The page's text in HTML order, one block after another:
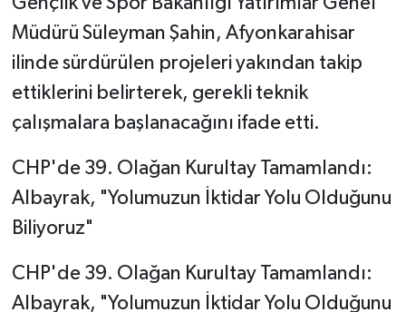
Müdürü Süleyman Şahin, Afyonkarahisar
ilinde sürdürülen projeleri yakından takip
ettiklerini belirterek, gerekli teknik
çalışmalara başlanacağını ifade etti.
CHP'de 39. Olağan Kurultay Tamamlandı:
Albayrak, "Yolumuzun İktidar Yolu Olduğunu
Biliyoruz"
CHP'de 39. Olağan Kurultay Tamamlandı:
Albayrak, "Yolumuzun İktidar Yolu Olduğunu